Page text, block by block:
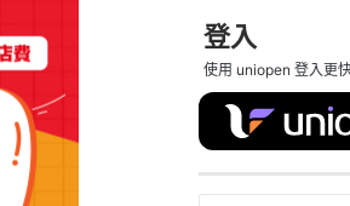
登入
使用 uniopen 登入更